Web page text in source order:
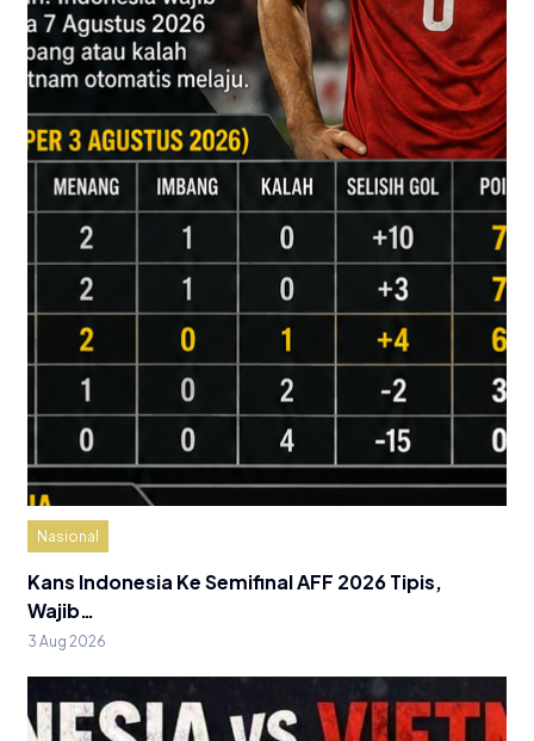
Nasional
Kans Indonesia Ke Semifinal AFF 2026 Tipis,
Wajib…
3 Aug 2026